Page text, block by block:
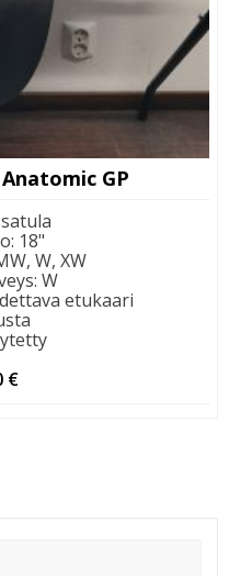
GP
: 18"
W, XW
: W
etukaari
€